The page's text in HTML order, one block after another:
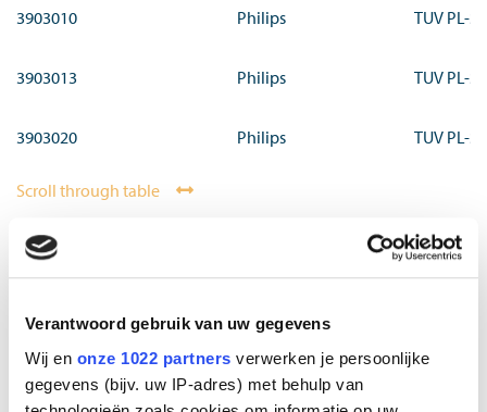
Verantwoord gebruik van uw gegevens
Wij en onze 1022 partners verwerken je persoonlijke
gegevens (bijv. uw IP-adres) met behulp van
3903010 Philips TUV PL-S
3903013 Philips TUV PL-S
3903020 Philips TUV PL-S
Scroll through table
Downloads
Blue Lagoon Lamps Leaflet 2024 EN